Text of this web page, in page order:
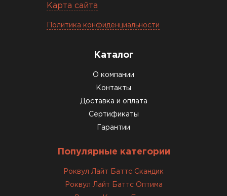
Карта сайта
Политика конфиденциальности
Каталог
О компании
Контакты
Доставка и оплата
Сертификаты
Гарантии
Популярные категории
Роквул Лайт Баттс Скандик
Роквул Лайт Баттс Оптима
Утеплитель Izolife
ПЕРЕЙТИ